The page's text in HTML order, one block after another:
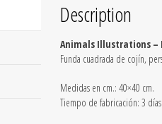
Description
Animals Illustrations –
Funda cuadrada de cojín,
Medidas en cm.: 40×40 cm.
Tiempo de fabricación: 3